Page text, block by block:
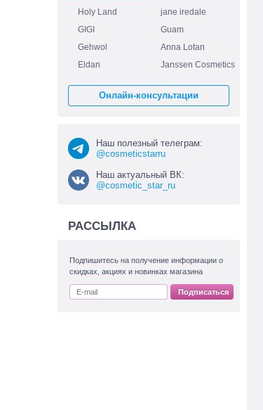
Holy Land
jane iredale
GIGI
Guam
Gehwol
Anna Lotan
Eldan
Janssen Cosmetics
Онлайн-консультации
Наш полезный телеграм:
@cosmeticstarru
Наш актуальный ВК:
@cosmetic_star_ru
РАССЫЛКА
Подпишитесь на получение информации о
скидках, акциях и новинках магазина
Подписаться